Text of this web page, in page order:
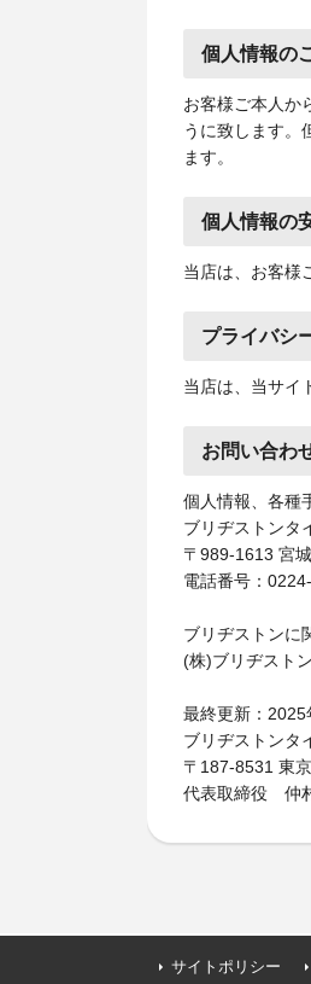
個人情報の
お客様ご本人か
うに致します。
ます。
個人情報の
当店は、お客様
プライバシ
当店は、当サイ
お問い合わ
個人情報、各種
ブリヂストンタ
〒989-1613 宮
電話番号：
ブリヂストンに
(株)ブリヂスト
最終更新：2025
ブリヂストンタ
〒187-8531 東
代表取締役 仲
サイトポリシー